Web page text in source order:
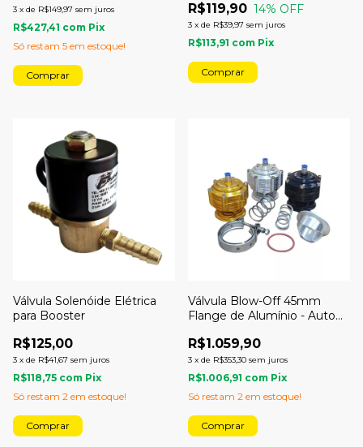
3 x de R$149,97 sem juros
R$427,41 com Pix
Só restam 5 em estoque!
Comprar
R$119,90 14% OFF
3 x de R$39,97 sem juros
R$113,91 com Pix
Comprar
Válvula Solenóide Elétrica
para Booster
R$125,00
3 x de R$41,67 sem juros
R$118,75 com Pix
Só restam 2 em estoque!
Válvula Blow-Off 45mm
Flange de Alumínio - Auto
R$1.059,90
3 x de R$353,30 sem juros
R$1.006,91 com Pix
Só restam 2 em estoque!
Comprar